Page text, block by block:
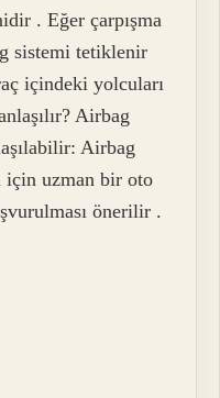
. Eğer çarpışma
sistemi tetiklenir
içindeki yolcuları
Airbag
Airbag
için uzman bir oto
önerilir .